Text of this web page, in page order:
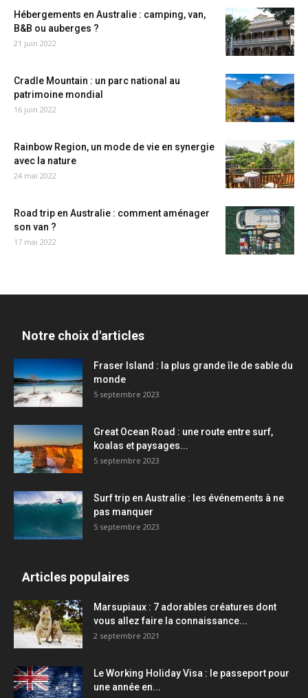
Hébergements en Australie : camping, van,
B&B ou auberges ?
21 juin 2022
Cradle Mountain : un parc national au
patrimoine mondial
16 juin 2022
Rainbow Region, un mode de vie en synergie
avec la nature
24 mai 2022
Road trip en Australie : comment aménager
son van ?
17 mai 2022
Notre choix d'articles
Fraser Island : la plus grande île de sable du
monde
5 septembre 2023
Great Ocean Road : une route entre surf,
koalas et paysages...
5 septembre 2023
Surf trip en Australie : les événements à ne
pas manquer
5 septembre 2023
Articles populaires
Marsupiaux : 7 adorables créatures dont
vous allez faire la connaissance...
2 septembre 2021
Le Working Holiday Visa : le passeport pour
une année en...